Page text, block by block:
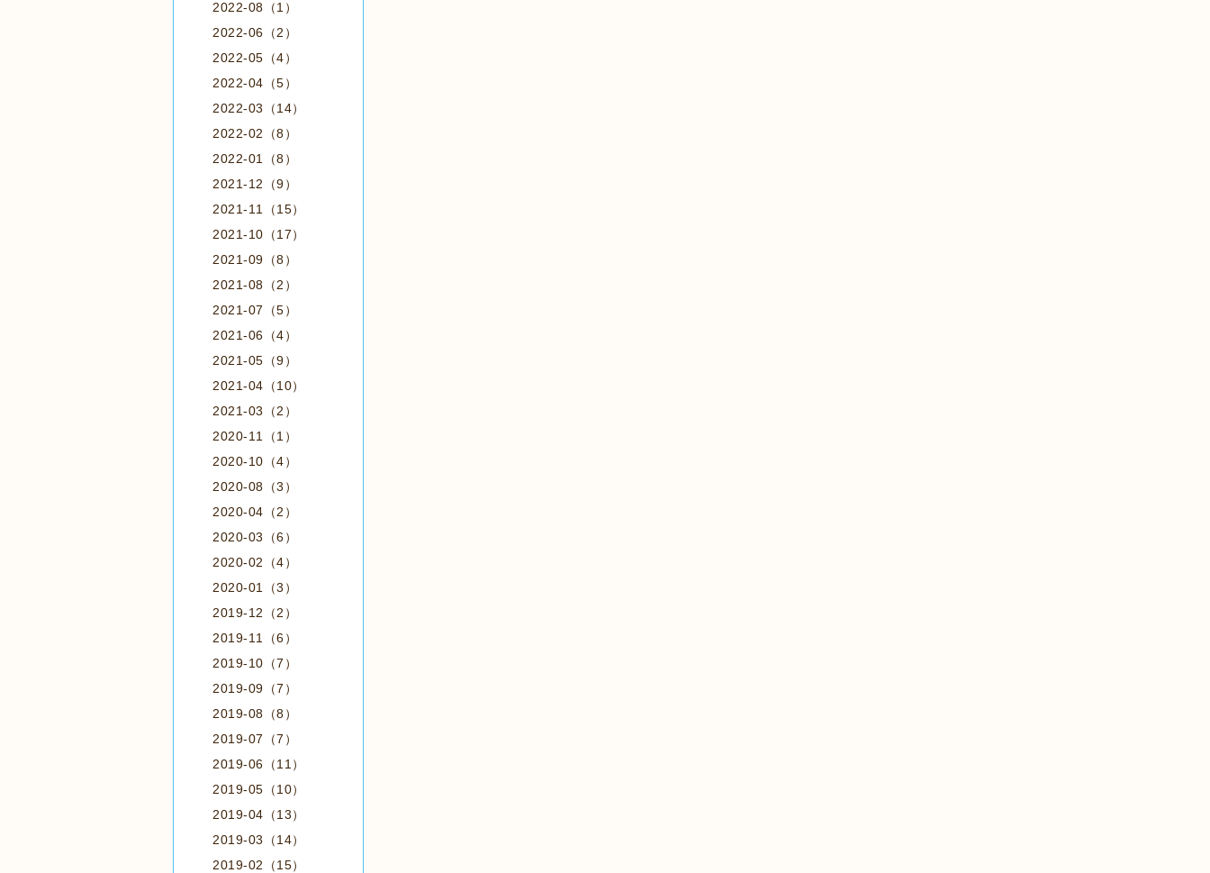
2022-08（1）
2022-06（2）
2022-05（4）
2022-04（5）
2022-03（14）
2022-02（8）
2022-01（8）
2021-12（9）
2021-11（15）
2021-10（17）
2021-09（8）
2021-08（2）
2021-07（5）
2021-06（4）
2021-05（9）
2021-04（10）
2021-03（2）
2020-11（1）
2020-10（4）
2020-08（3）
2020-04（2）
2020-03（6）
2020-02（4）
2020-01（3）
2019-12（2）
2019-11（6）
2019-10（7）
2019-09（7）
2019-08（8）
2019-07（7）
2019-06（11）
2019-05（10）
2019-04（13）
2019-03（14）
2019-02（15）